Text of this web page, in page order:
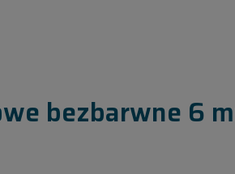
bezbarwne 6